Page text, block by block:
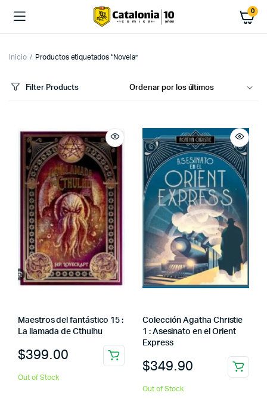
0
Inicio Productos etiquetados “Novela”
Filter Products
Maestros del fantástico 15 :
La llamada de Cthulhu
$399.00
Out of Stock
Colección Agatha Christie
1 : Asesinato en el Orient
Express
$349.90
Out of Stock